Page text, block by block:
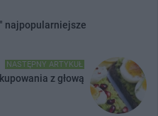
najpopularniejsze
NASTĘPNY ARTYKUŁ
z głową